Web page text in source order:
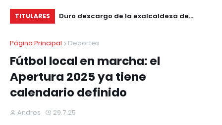
TITULARES
con nueva
Duro descargo de la exalcaldesa de
comunidad ante la inseguridad
Página Principal
Deportes
Fútbol local en marcha: el
Apertura 2025 ya tiene
calendario definido
Andres 29.7.25